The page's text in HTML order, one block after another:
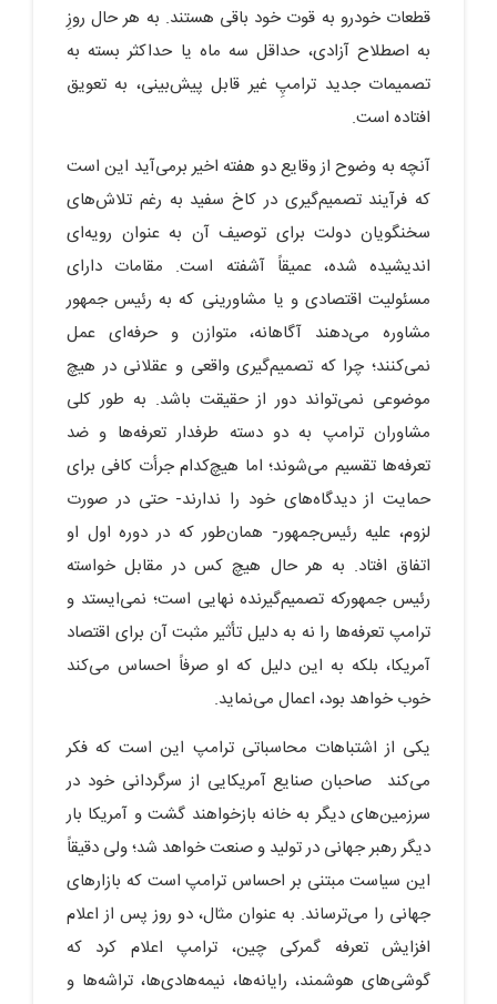
قطعات خودرو به قوت خود باقی هستند. به هر حال روزِ
به اصطلاح آزادی، حداقل سه ماه یا حداکثر بسته به
تصمیمات جدید ترامپِ غیر قابل پیش‌بینی، به تعویق
افتاده است.
آنچه به وضوح از وقایع دو هفته اخیر برمی‌آید این است
که فرآیند تصمیم‌گیری در کاخ سفید به رغم تلاش‌های
سخنگویان دولت برای توصیف آن به عنوان رویه‌ای
اندیشیده شده، عمیقاً آشفته است. مقامات دارای
مسئولیت اقتصادی و یا مشاورینی که به رئیس جمهور
مشاوره می‌دهند آگاهانه، متوازن و حرفه‌ای عمل
نمی‌کنند؛ چرا که تصمیم‌گیری واقعی و عقلانی در هیچ
موضوعی نمی‌تواند دور از حقیقت باشد. به طور کلی
مشاوران ترامپ به دو دسته طرفدار تعرفه‌ها و ضد
تعرفه‌ها تقسیم می‌شوند؛ اما هیچ‌کدام جرأت کافی برای
حمایت از دیدگاه‌های خود را ندارند- حتی در صورت
لزوم، علیه رئیس‌جمهور- همان‌طور که در دوره اول او
اتفاق افتاد. به هر حال هیچ کس در مقابل خواسته
رئیس جمهورکه تصمیم‌گیرنده نهایی است؛ نمی‌ایستد و
ترامپ تعرفه‌ها را نه به دلیل تأثیر مثبت آن برای اقتصاد
آمریکا، بلکه به این دلیل که او صرفاً احساس می‌کند
خوب خواهد بود، اعمال می‌نماید.
یکی از اشتباهات محاسباتی ترامپ این است که فکر
می‌کند صاحبان صنایع آمریکایی از سرگردانی خود در
سرزمین‌های دیگر به خانه بازخواهند گشت و آمریکا بار
دیگر رهبر جهانی در تولید و صنعت خواهد شد؛ ولی دقیقاً
این سیاست مبتنی بر احساس ترامپ است که بازارهای
جهانی را می‌ترساند. به عنوان مثال، دو روز پس از اعلام
افزایش تعرفه گمرکی چین، ترامپ اعلام کرد که
گوشی‌های هوشمند، رایانه‌ها، نیمه‌هادی‌ها، تراشه‌ها و